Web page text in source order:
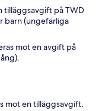
tilläggsavgift på TWD
barn (ungefärliga
mot en avgift på
mot en tilläggsavgift.